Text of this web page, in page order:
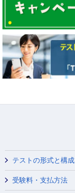
テストの形式と構成
受験料・支払方法